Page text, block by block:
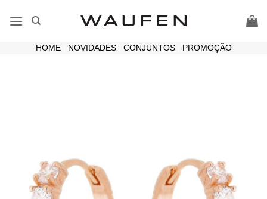
HOME| NOVIDADES| CONJUNTOS| PROMOÇÃO